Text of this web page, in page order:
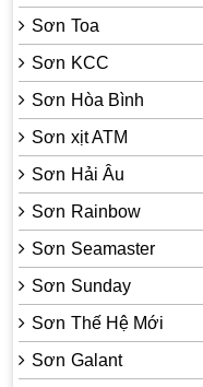
Sơn Toa
Sơn KCC
Sơn Hòa Bình
Sơn xịt ATM
Sơn Hải Âu
Sơn Rainbow
Sơn Seamaster
Sơn Sunday
Sơn Thế Hệ Mới
Sơn Galant